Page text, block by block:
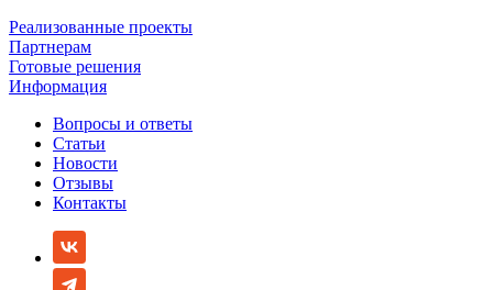
Реализованные проекты
Партнерам
Готовые решения
Информация
Вопросы и ответы
Статьи
Новости
Отзывы
Контакты